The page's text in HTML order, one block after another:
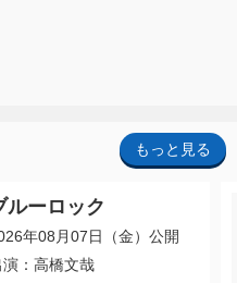
もっと見る
ルーロック
年08月07日（金）公開
演：高橋文哉